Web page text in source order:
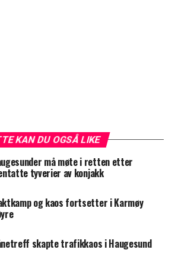
KAN DU OGSÅ LIKE
må møte i retten etter
tyverier av konjakk
og kaos fortsetter i Karmøy
skapte trafikkaos i Haugesund